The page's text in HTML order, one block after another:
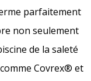
parfaitement
non seulement
de la saleté
Covrex® et